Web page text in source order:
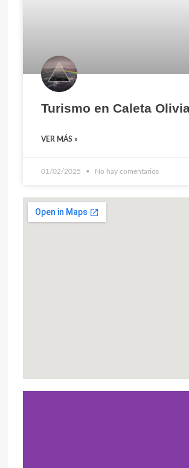
Turismo en Caleta
VER MÁS »
01/02/2025 No hay comentarios